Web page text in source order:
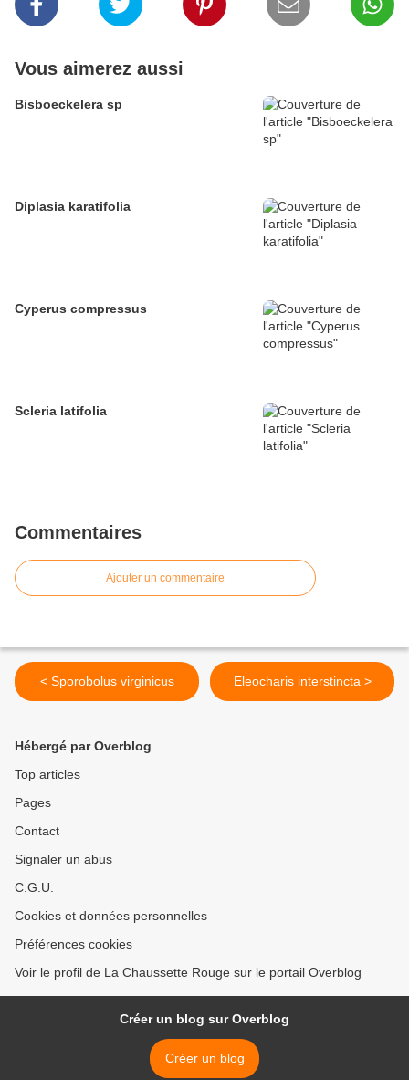
Vous aimerez aussi
Bisboeckelera sp
Diplasia karatifolia
Cyperus compressus
Scleria latifolia
Commentaires
Ajouter un commentaire
< Sporobolus virginicus Eleocharis interstincta >
Hébergé par Overblog
Top articles
Pages
Contact
Signaler un abus
C.G.U.
Cookies et données personnelles
Préférences cookies
Voir le profil de La Chaussette Rouge sur le portail Overblog
Créer un blog sur Overblog
Créer un blog